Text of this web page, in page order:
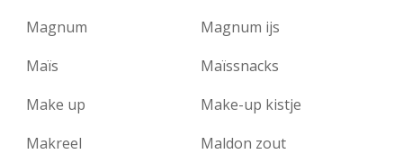
Magnum
Magnum ijs
Maïs
Maïssnacks
Make up
Make-up kistje
Makreel
Maldon zout